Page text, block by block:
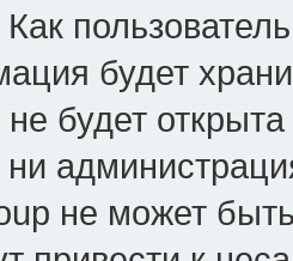
будет
будет
не может